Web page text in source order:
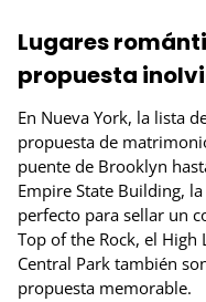
Lugares
propuesta
En Nueva York, la lista
propuesta de
puente de Brooklyn
Empire State Building,
perfecto para sellar un
Top of the Rock, el
Central Park también
propuesta memorable.